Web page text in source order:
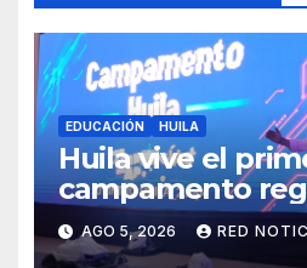
EDUCACIÓN HUILA
Huila vive el
campamento
Tecnologías Para
AGO 5, 2026 RED